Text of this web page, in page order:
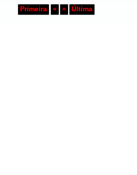
Primeira « » Última